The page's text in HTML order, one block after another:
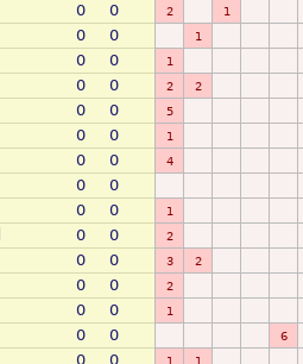
0 0 2 1
0 0 1
0 0 1
0 0 2 2
0 0 5
0 0 1
0 0 4
0
0
0 0 1
0 0 2
0 0 3 2
0 0 2
0 0 1
0 0 6
0 0 1 1